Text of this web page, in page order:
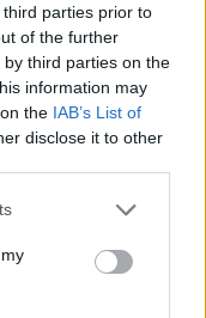
parties prior to
of the further
third parties on the
information may
the IAB’s List of
disclose it to other
ezért könnyebb
oltásra az E-
négy vakcinát –
és
oltások